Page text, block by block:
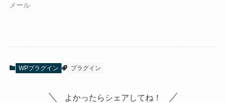
メール
WPプラグイン プラグイン
よかったらシェアしてね！